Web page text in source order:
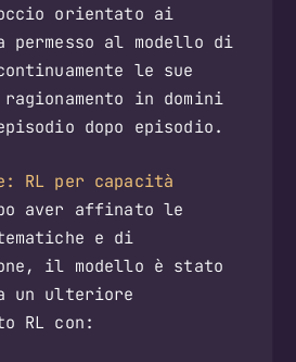
orientato ai
al modello di
le sue
in domini
dopo episodio.
RL per capacità
aver affinato le
e di
il modello è stato
un ulteriore
RL con: